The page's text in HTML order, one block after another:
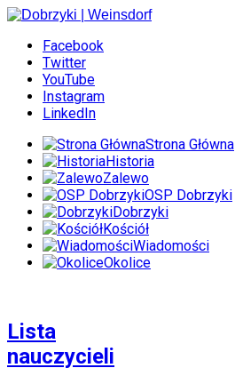
Facebook
Twitter
YouTube
Instagram
LinkedIn
Strona Główna
Historia
Zalewo
OSP Dobrzyki
Dobrzyki
Kościół
Wiadomości
Okolice
Lista
nauczycieli